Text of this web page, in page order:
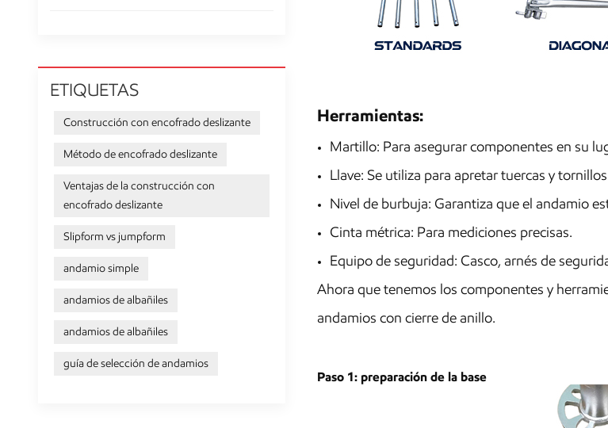
Herramientas:
Martillo: Para asegurar componentes en su
Llave: Se utiliza para apretar tuercas y
Nivel de burbuja: Garantiza que el andamio
Cinta métrica: Para mediciones precisas.
Equipo de seguridad: Casco, arnés de
Ahora que tenemos los componentes y
andamios con cierre de anillo.
Paso 1: preparación de la base
ETIQUETAS
Construcción con encofrado deslizante
Método de encofrado deslizante
Ventajas de la construcción con
encofrado deslizante
Slipform vs jumpform
andamio simple
andamios de albañiles
andamios de albañiles
guía de selección de andamios